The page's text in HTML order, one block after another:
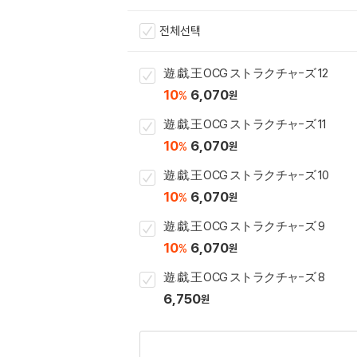
전체선택
遊.戱.王 OCG ストラクチャ-ズ 12
10% 6,070원
遊.戱.王 OCG ストラクチャ-ズ 11
10% 6,070원
遊.戱.王 OCG ストラクチャ-ズ 10
10% 6,070원
遊.戱.王 OCG ストラクチャ-ズ 9
10% 6,070원
遊.戱.王 OCG ストラクチャ-ズ 8
6,750원